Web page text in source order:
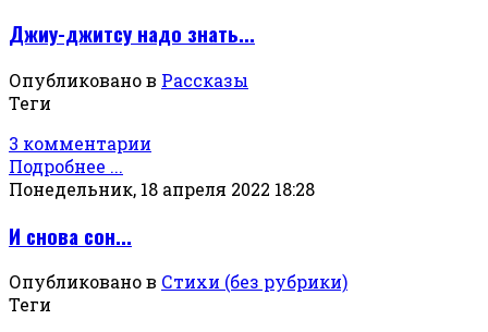
Джиу-джитсу надо знать...
Опубликовано в Рассказы
Теги
3 комментарии
Подробнее ...
Понедельник, 18 апреля 2022 18:28
И снова сон...
Опубликовано в Стихи (без рубрики)
Теги